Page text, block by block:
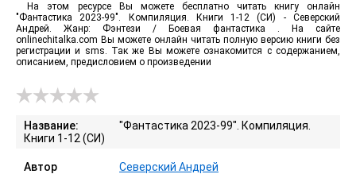
На этом ресурсе Вы можете бесплатно читать книгу онлайн
"Фантастика 2023-99". Компиляция. Книги 1-12 (СИ) - Северский
Андрей. Жанр: Фэнтези / Боевая фантастика . На сайте
onlinechitalka.com Вы можете онлайн читать полную версию книги без
регистрации и sms. Так же Вы можете ознакомится с содержанием,
описанием, предисловием о произведении
Название:
"Фантастика 2023-99". Компиляция.
Книги 1-12 (СИ)
Автор Северский Андрей